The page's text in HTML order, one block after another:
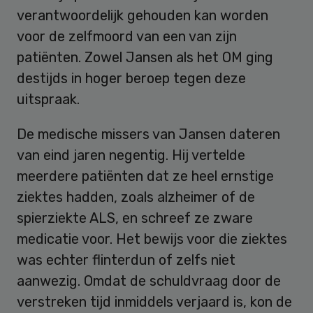
verantwoordelijk gehouden kan worden
voor de zelfmoord van een van zijn
patiënten. Zowel Jansen als het OM ging
destijds in hoger beroep tegen deze
uitspraak.
De medische missers van Jansen dateren
van eind jaren negentig. Hij vertelde
meerdere patiënten dat ze heel ernstige
ziektes hadden, zoals alzheimer of de
spierziekte ALS, en schreef ze zware
medicatie voor. Het bewijs voor die ziektes
was echter flinterdun of zelfs niet
aanwezig. Omdat de schuldvraag door de
verstreken tijd inmiddels verjaard is, kon de